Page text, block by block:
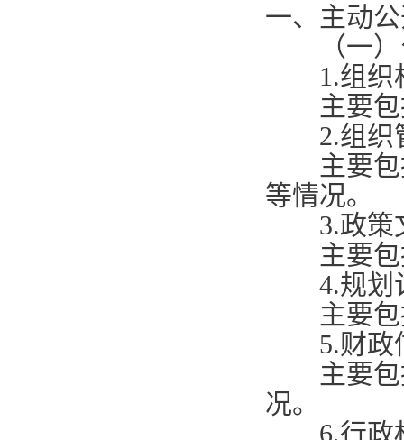
一、主动
（一）
1.组
主要包
2.组
主要包
等情况。
3.政
主要包
4.规
主要包
5.财
主要包
况。
6.行